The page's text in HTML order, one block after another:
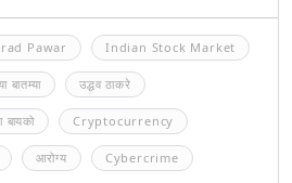
Pawar Indian Stock Market
बातम्या उद्धव ठाकरे
बायको Cryptocurrency
आरोग्य Cybercrime